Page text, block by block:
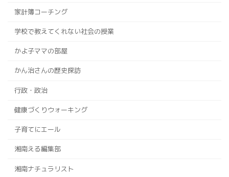
家計簿コーチング
学校で教えてくれない社会の授業
かよ子ママの部屋
かん治さんの歴史探訪
行政・政治
健康づくりウォーキング
子育てにエール
湘南える編集部
湘南ナチュラリスト